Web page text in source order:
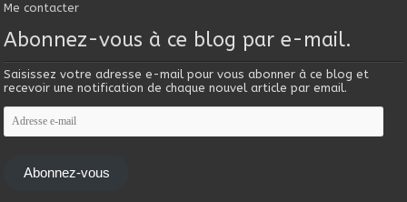
Me contacter
Abonnez-vous à ce blog par e-mail.
Saisissez votre adresse e-mail pour vous abonner à ce blog et
recevoir une notification de chaque nouvel article par email.
Adresse
e-
mail
Abonnez-vous